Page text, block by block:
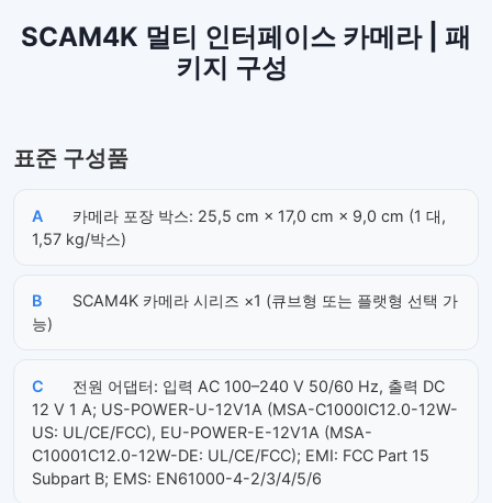
SCAM4K 멀티 인터페이스 카메라 | 패
키지 구성
표준 구성품
A
카메라 포장 박스: 25,5 cm × 17,0 cm × 9,0 cm (1 대,
1,57 kg/박스)
B
SCAM4K 카메라 시리즈 ×1 (큐브형 또는 플랫형 선택 가
능)
C
전원 어댑터: 입력 AC 100–240 V 50/60 Hz, 출력 DC
12 V 1 A; US-POWER-U-12V1A (MSA-C1000IC12.0-12W-
US: UL/CE/FCC), EU-POWER-E-12V1A (MSA-
C10001C12.0-12W-DE: UL/CE/FCC); EMI: FCC Part 15
Subpart B; EMS: EN61000-4-2/3/4/5/6